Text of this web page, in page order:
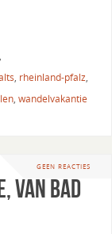
, rheinland-pfalz,
, wandelvakantie
GEEN REACTIES
van Bad